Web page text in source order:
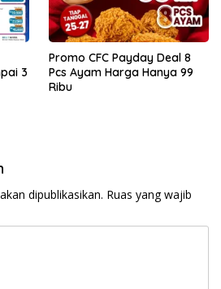
3
Promo CFC Payday Deal 8
Pcs Ayam Harga Hanya 99
Ribu
dipublikasikan. Ruas yang wajib